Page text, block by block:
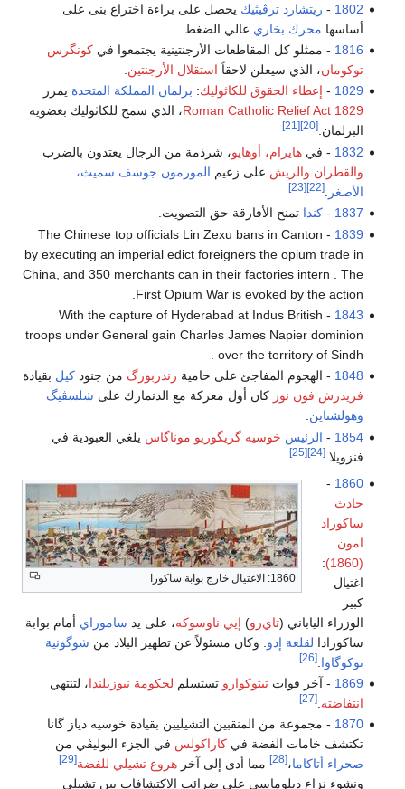
1802
- ريتشارد ترڤيثيك يحصل على براءة اختراع بنى على
أساسها محرك بخاري عالي الضغط.
1816 - ممثلو كل المقاطعات الأرجنتينية يجتمعوا فيكونگرس
توكومان، الذي سيعلن لاحقاً استقلال الأرجنتين
1829
- إعطاء الحقوق للكاثوليك: برلمان المملكة المتحدة يمرر
Roman Catholic Relief Act 1829، الذي سمح للكاثوليك بعضوية
البرلمان.[20]
[21]
1832 - فيهايرام، أوهايو، شرذمة من الرجال يعتدون بالضرب
والقطران والريش على زعيم المورمون جوسف سميث،
الأصغر .
[22]
[23]
1837
-كندا تمنح الأفارقة حق التصويت.
1839
- The Chinese top officials Lin Zexu bans in Canton
by executing an imperial edict foreigners the opium trade in
China, and 350 merchants can in their factories intern . The
First Opium War is evoked by the action.
1843
- With the capture of Hyderabad at Indus British
troops under General gain Charles James Napier dominion
over the territory of Sindh .
1848 - الهجوم المفاجئ على حامية رندزبورگ من جنودكيل بقيادة
فريدرش فون نور كان أول معركة مع الدنمارك على شلسڤيگ
وهولشتاين.
1854
- الرئيس خوسيه گريگوريو موناگاس يلغي العبودية في
فنزويلا.[24]
[25]
1860: الاغتيال خارج بوابة ساكورا
1860
-
حادث
ساكوراد
امون
(1860)
:
اغتيال
كبير
الوزراء الياباني (تاي‌رو) إيي ناوسوكه، على يد ساموراي أمام بوابة
ساكورادا لقلعة إدو . وكان مسئولاً عن تطهير البلاد من شوگونية
توكوگاوا .
[26]
1869 - آخر قواتتيتوكوارو تستسلم لحكومة نيوزيلندا، لتنتهي
انتفاضته .
[27]
1870 - مجموعة من المنقبين التشيليين بقيادة خوسيه دياز گانا
تكتشف خامات الفضة فيكاراكولس في الجزء البوليڤي من
صحراء أتاكاما،[28] مما أدى إلى آخرهروع تشيلي للفضة[29]
ونشوء نزاع دبلوماسي على ضرائب الاكتشافات بين تشيلى